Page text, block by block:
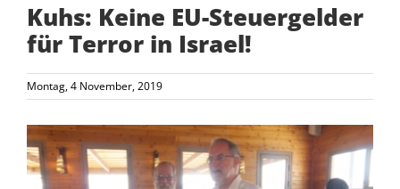
Kuhs: Keine EU-Steuergelder
für Terror in Israel!
Montag, 4 November, 2019
Zeige
grösseres
Bild